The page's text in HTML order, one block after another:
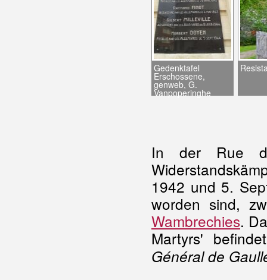
Gedenktafel
Erschossene,
genweb, G.
Vanpoperinghe
In der Rue
1942 und 5.
worden sind,
Wambrechies.
Martyrs'
Général de